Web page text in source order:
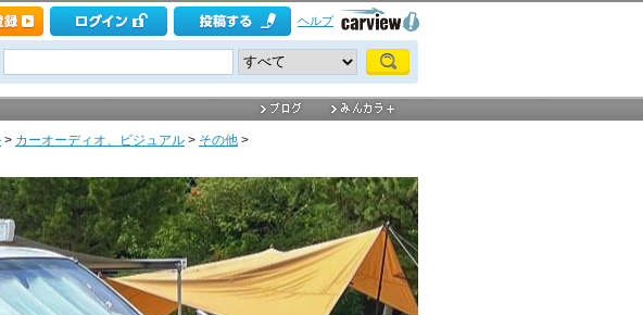
ヘルプ
> カーオーディオ、ビジュアル > その他 >